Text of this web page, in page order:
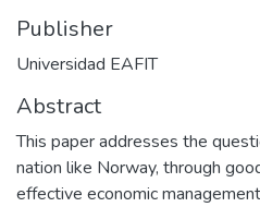
Publisher
Universidad EAFIT
Abstract
This paper addresses the
nation like Norway, through
effective economic